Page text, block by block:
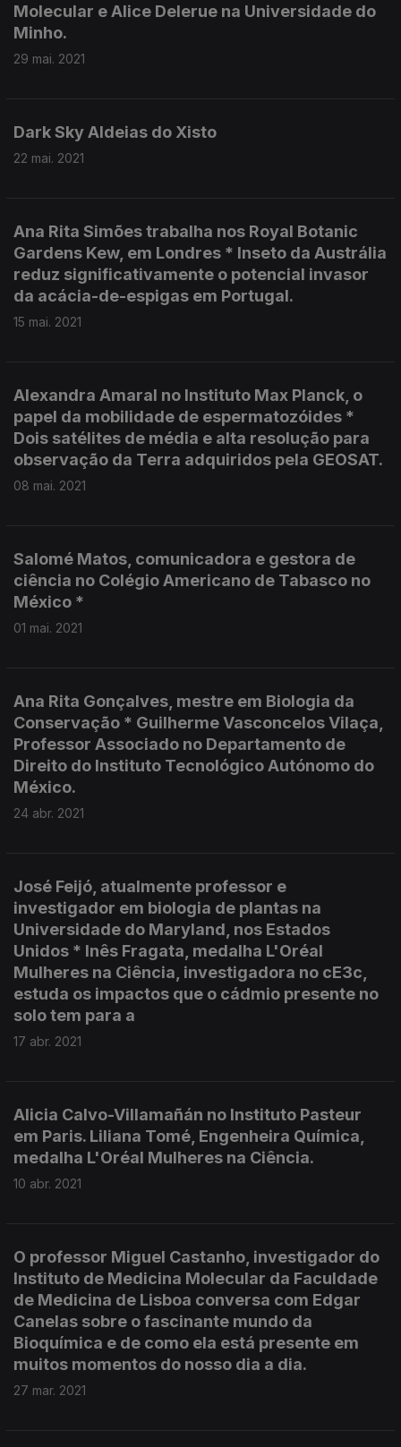
Molecular e Alice Delerue na Universidade do
Minho.
29 mai. 2021
Dark Sky Aldeias do Xisto
22 mai. 2021
Ana Rita Simões trabalha nos Royal Botanic
Gardens Kew, em Londres * Inseto da Austrália
reduz significativamente o potencial invasor
da acácia-de-espigas em Portugal.
15 mai. 2021
Alexandra Amaral no Instituto Max Planck, o
papel da mobilidade de espermatozóides *
Dois satélites de média e alta resolução para
observação da Terra adquiridos pela GEOSAT.
08 mai. 2021
Salomé Matos, comunicadora e gestora de
ciência no Colégio Americano de Tabasco no
México *
01 mai. 2021
Ana Rita Gonçalves, mestre em Biologia da
Conservação * Guilherme Vasconcelos Vilaça,
Professor Associado no Departamento de
Direito do Instituto Tecnológico Autónomo do
México.
24 abr. 2021
José Feijó, atualmente professor e
investigador em biologia de plantas na
Universidade do Maryland, nos Estados
Unidos * Inês Fragata, medalha L'Oréal
Mulheres na Ciência, investigadora no cE3c,
estuda os impactos que o cádmio presente no
solo tem para a
17 abr. 2021
Alicia Calvo-Villamañán no Instituto Pasteur
em Paris. Liliana Tomé, Engenheira Química,
medalha L'Oréal Mulheres na Ciência.
10 abr. 2021
O professor Miguel Castanho, investigador do
Instituto de Medicina Molecular da Faculdade
de Medicina de Lisboa conversa com Edgar
Canelas sobre o fascinante mundo da
Bioquímica e de como ela está presente em
muitos momentos do nosso dia a dia.
27 mar. 2021